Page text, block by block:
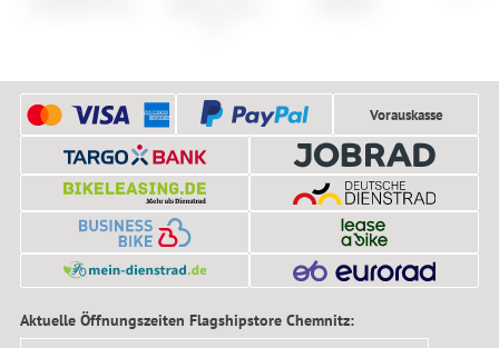
Vorauskasse
Aktuelle Öffnungszeiten Flagshipstore Chemnitz: